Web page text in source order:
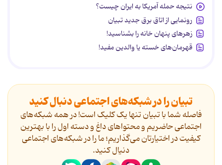
نتیجه حمله آمریکا به ایران چیست؟
رونمایی از اتاق برق جدید تبیان
زهرهای پنهان خانه را بشناسید!
قهرمان‌های خسته یا والدین مفید!
تبیان را در شبکه‌های اجتماعی دنبال کنید
فاصله شما با تبیان تنها یک کلیک است! در همه شبکه‌های
اجتماعی حاضریم و محتواهای داغ و دسته اول را با بهترین
کیفیت در اختیارتان می‌گذاریم؛ ما را در شبکه‌های اجتماعی
دنیال کنید.